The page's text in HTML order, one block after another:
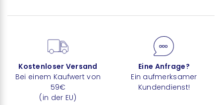
Kostenloser Versand
Bei einem Kaufwert von
59€
(in der EU)
Eine Anfrage?
Ein aufmerksamer
Kundendienst!